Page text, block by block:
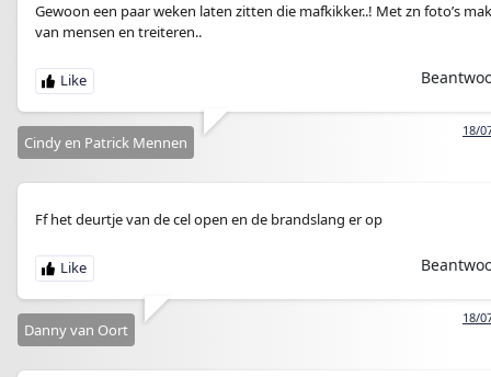
Gewoon een paar weken laten zitten die mafkikker..! Met zn foto’s
van mensen en treiteren..
18/
Cindy en Patrick Mennen
Ff het deurtje van de cel open en de brandslang er op
18/
Danny van Oort